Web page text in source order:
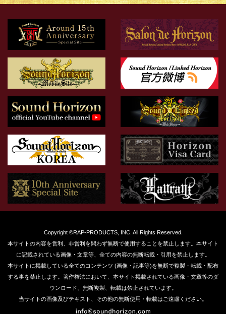
Copyright ©RAP-PRODUCTS, INC. All Rights Reserved.
本サイトの内容を営利、非営利を問わず無断で使用することを禁止します。本サイト
に記載されている画像・文章等、全ての内容の無断転載・引用を禁止します。
本サイトに掲載している全てのコンテンツ (画像・記事等)を無断で複製・転載・配布
する事を禁止します。著作権法において、本サイト掲載されている画像・文章等のダ
ウンロード、無断複製、転載は禁止されています。
当サイトの画像及びテキスト、その他の無断使用・転載はご遠慮ください。